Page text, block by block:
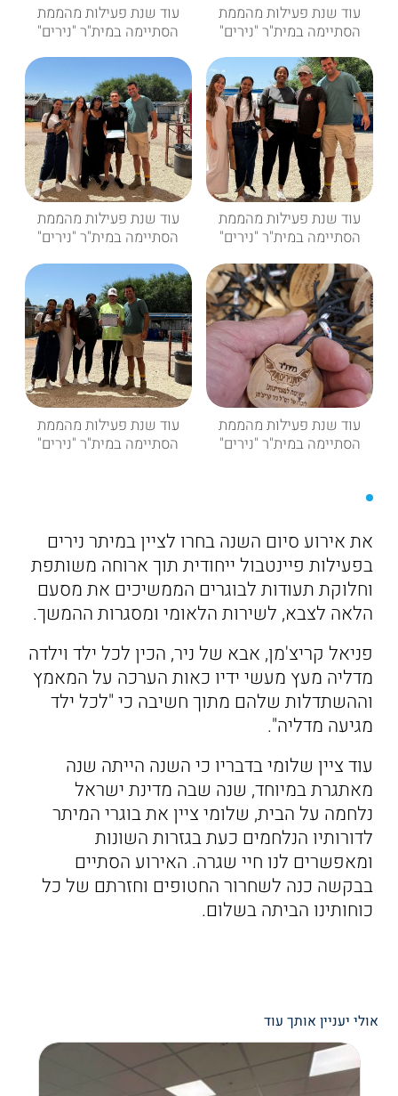
עוד שנת פעילות מהממת
הסתיימה במית"ר "נירים"
עוד שנת פעילות מהממת
הסתיימה במית"ר "נירים"
עוד שנת פעילות מהממת
הסתיימה במית"ר "נירים"
עוד שנת פעילות מהממת
הסתיימה במית"ר "נירים"
עוד שנת פעילות מהממת
הסתיימה במית"ר "נירים"
עוד שנת פעילות מהממת
הסתיימה במית"ר "נירים"
את אירוע סיום השנה בחרו לציין במיתר נירים
בפעילות פיינטבול ייחודית תוך ארוחה משותפת
וחלוקת תעודות לבוגרים הממשיכים את מסעם
הלאה לצבא, לשירות הלאומי ומסגרות ההמשך.
פניאל קריצ'מן, אבא של ניר, הכין לכל ילד וילדה
מדליה מעץ מעשי ידיו כאות הערכה על המאמץ
וההשתדלות שלהם מתוך חשיבה כי "לכל ילד
מגיעה מדליה".
עוד ציין שלומי בדבריו כי השנה הייתה שנה
מאתגרת במיוחד, שנה שבה מדינת ישראל
נלחמה על הבית, שלומי ציין את בוגרי המיתר
לדורותיו הנלחמים כעת בגזרות השונות
ומאפשרים לנו חיי שגרה. האירוע הסתיים
בבקשה כנה לשחרור החטופים וחזרתם של כל
כוחותינו הביתה בשלום.
אולי יעניין אותך עוד